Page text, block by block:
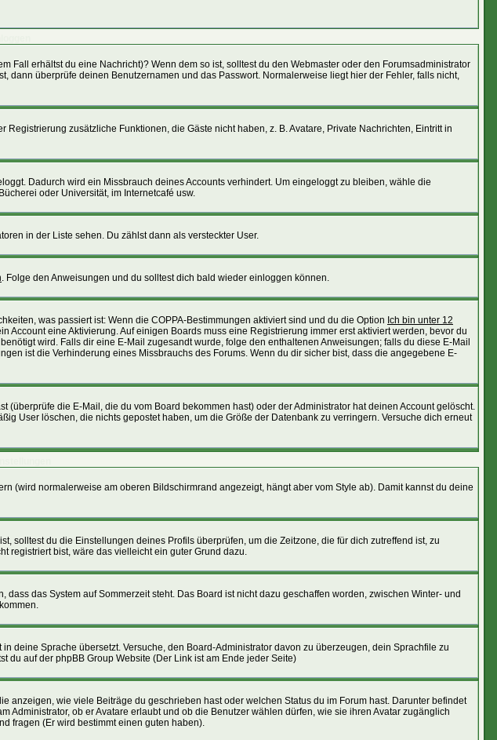
Fall erhältst du eine Nachricht)? Wenn dem so ist, solltest du den Webmaster oder den Forumsadministrator
überprüfe deinen Benutzernamen und das Passwort. Normalerweise liegt hier der Fehler, falls nicht,
zusätzliche Funktionen, die Gäste nicht haben, z. B. Avatare, Private Nachrichten, Eintritt in
Dadurch wird ein Missbrauch deines Accounts verhindert. Um eingeloggt zu bleiben, wähle die
oder Universität, im Internetcafé usw.
in der Liste sehen. Du zählst dann als versteckter User.
. Folge den Anweisungen und du solltest dich bald wieder einloggen können.
was passiert ist: Wenn die COPPA-Bestimmungen aktiviert sind und du die Option Ich bin unter 12
eine Aktivierung. Auf einigen Boards muss eine Registrierung immer erst aktiviert werden, bevor du
wird. Falls dir eine E-Mail zugesandt wurde, folge den enthaltenen Anweisungen; falls du diese E-Mail
ist die Verhinderung eines Missbrauchs des Forums. Wenn du dir sicher bist, dass die angegebene E-
die E-Mail, die du vom Board bekommen hast) oder der Administrator hat deinen Account gelöscht.
User löschen, die nichts gepostet haben, um die Größe der Datenbank zu verringern. Versuche dich erneut
(wird normalerweise am oberen Bildschirmrand angezeigt, hängt aber vom Style ab). Damit kannst du deine
solltest du die Einstellungen deines Profils überprüfen, um die Zeitzone, die für dich zutreffend ist, zu
registriert bist, wäre das vielleicht ein guter Grund dazu.
das System auf Sommerzeit steht. Das Board ist nicht dazu geschaffen worden, zwischen Winter- und
deine Sprache übersetzt. Versuche, den Board-Administrator davon zu überzeugen, dein Sprachfile zu
du auf der phpBB Group Website (Der Link ist am Ende jeder Seite)
anzeigen, wie viele Beiträge du geschrieben hast oder welchen Status du im Forum hast. Darunter befindet
ob er Avatare erlaubt und ob die Benutzer wählen dürfen, wie sie ihren Avatar zugänglich
fragen (Er wird bestimmt einen guten haben).